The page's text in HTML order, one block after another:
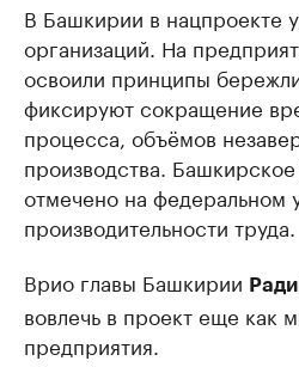
В Башкирии в нацпроекте
организаций. На
освоили принципы
фиксируют сокращение
процесса, объёмов
производства.
отмечено на федеральном
производительности труда.
Врио главы Башкирии
вовлечь в проект еще как
предприятия.